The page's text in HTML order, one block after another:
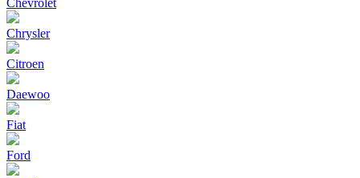
Chevrolet
Chrysler
Citroen
Daewoo
Fiat
Ford